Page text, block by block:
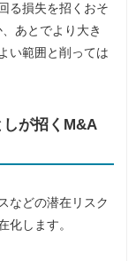
る損失を招くおそ
あとでより大き
い範囲と削っては
が招くM&A
などの潜在リスク
化します。